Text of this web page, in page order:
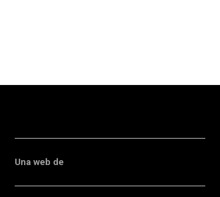
Una web de